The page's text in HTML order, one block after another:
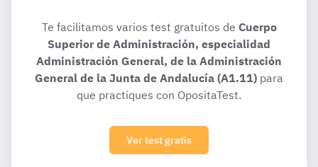
Te facilitamos varios test gratuitos de Cuerpo
Superior de Administración, especialidad
Administración General, de la Administración
General de la Junta de Andalucía (A1.11) para
que practiques con OpositaTest.
Ver test gratis